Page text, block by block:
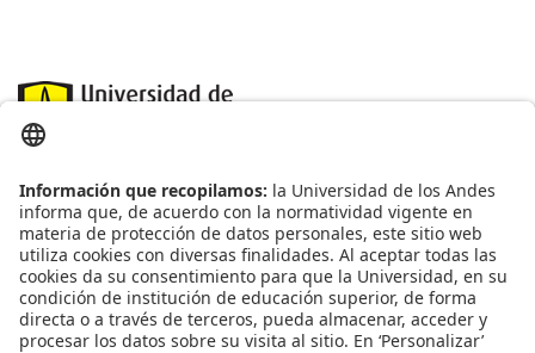
Correo: habeasdata@uniandes.edu.co
Línea de atención:(601)3394949ext.4818